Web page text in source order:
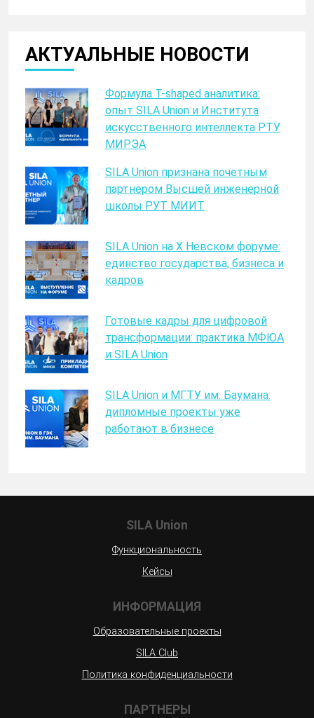
АКТУАЛЬНЫЕ НОВОСТИ
Формула T-shaped аналитика:
опыт SILA Union и Института
искусственного интеллекта РТУ
МИРЭА
SILA Union признана почетным
партнером Высшей инженерной
школы РУТ МИИТ
SILA Union на X Невском форуме:
единство государства, бизнеса и
кадров
Готовые кадры для цифровой
трансформации: практика МФЮА
и SILA Union
SILA Union и МГТУ им. Баумана:
дипломные проекты уже
работают в бизнесе
SILA Union
Функциональность
Кейсы
ИНФОРМАЦИЯ
Образовательные проекты
SILA Club
Политика конфиденциальности
ПАРТНЕРЫ